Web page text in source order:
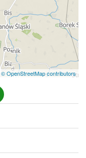
© OpenStreetMap contributors